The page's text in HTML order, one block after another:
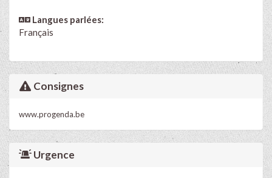
Langues parlées:
Français
Consignes
www.progenda.be
Urgence